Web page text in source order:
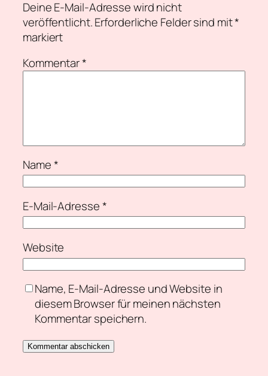
Deine E-Mail-Adresse wird nicht
veröffentlicht.Erforderliche Felder sind mit*
markiert
Kommentar*
Name*
E-Mail-Adresse*
Website
Name, E-Mail-Adresse und Website in
diesem Browser für meinen nächsten
Kommentar speichern.